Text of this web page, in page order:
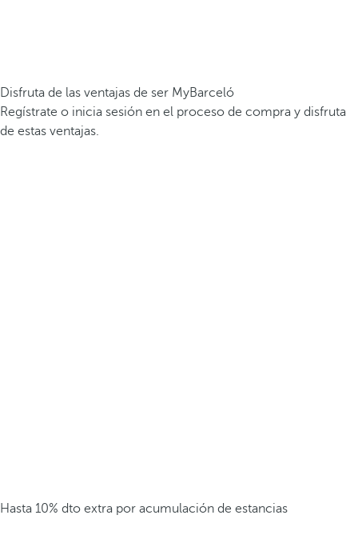
Disfruta de las ventajas de ser MyBarceló
Regístrate o inicia sesión en el proceso de compra y disfruta
de estas ventajas.
Hasta 10% dto extra por acumulación de estancias